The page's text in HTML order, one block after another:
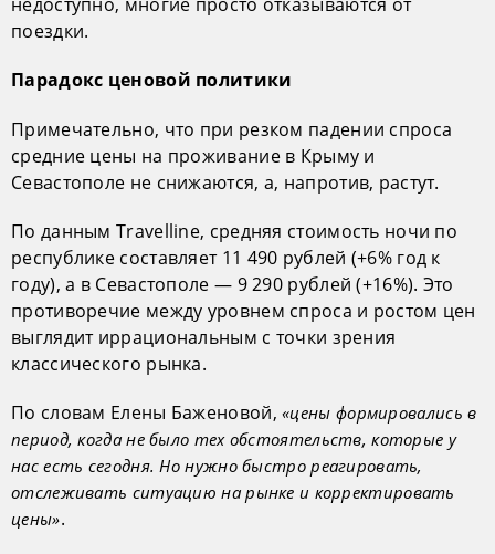
поездки.
Парадокс ценовой политики
Примечательно, что при резком падении спроса
средние цены на проживание в Крыму и
Севастополе не снижаются, а, напротив, растут.
По данным Travelline, средняя стоимость ночи по
республике составляет 11 490 рублей (+6% год к
году), а в Севастополе — 9 290 рублей (+16%). Это
противоречие между уровнем спроса и ростом цен
выглядит иррациональным с точки зрения
классического рынка.
По словам Елены Баженовой,«цены формировались в
период, когда не было тех обстоятельств, которые у
нас есть сегодня. Но нужно быстро реагировать,
отслеживать ситуацию на рынке и корректировать
цены».